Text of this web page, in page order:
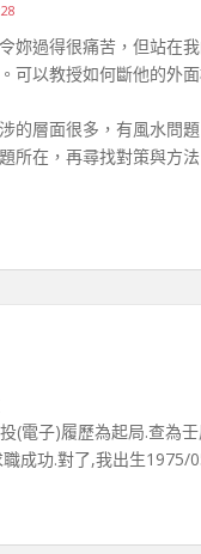
妳過得很痛苦，但站在
可以教授如何斷他的外
的層面很多，有風水問
所在，再尋找對策與方
(電子)履歷為起局.查為
成功.對了,我出生1975/